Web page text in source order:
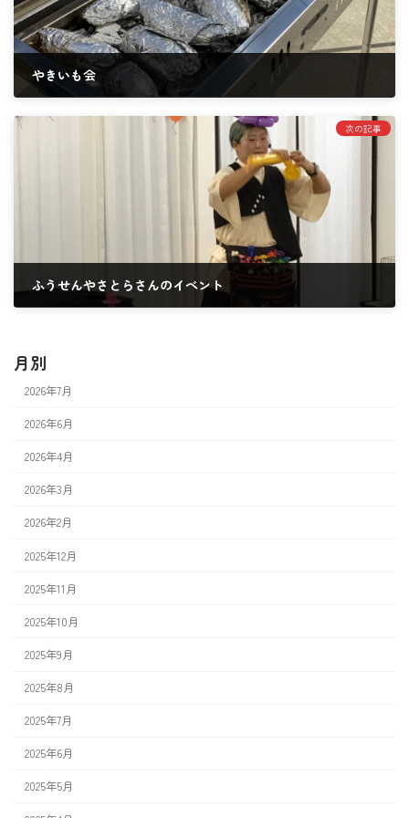
やきいも会
次の記事
ふうせんやさとらさんのイベント
月別
2026年7月
2026年6月
2026年4月
2026年3月
2026年2月
2025年12月
2025年11月
2025年10月
2025年9月
2025年8月
2025年7月
2025年6月
2025年5月